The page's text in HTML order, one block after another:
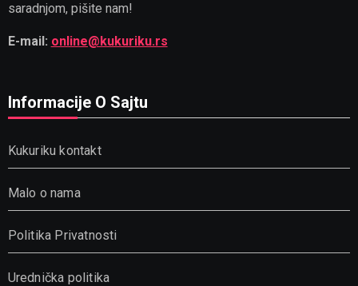
saradnjom, pišite nam!
E-mail: online@kukuriku.rs
Informacije O Sajtu
Kukuriku kontakt
Malo o nama
Politika Privatnosti
Urednička politika